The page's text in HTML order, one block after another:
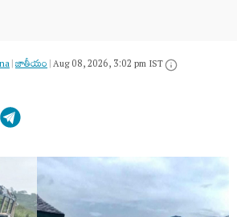
|జాతీయం|Aug 08, 2026, 3:02 pm IST